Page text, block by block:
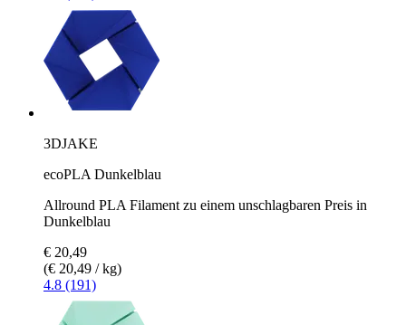
3DJAKE
ecoPLA Dunkelblau
Allround PLA Filament zu einem unschlagbaren Preis in
Dunkelblau
€ 20,49
(€ 20,49 / kg)
4.8 (191)